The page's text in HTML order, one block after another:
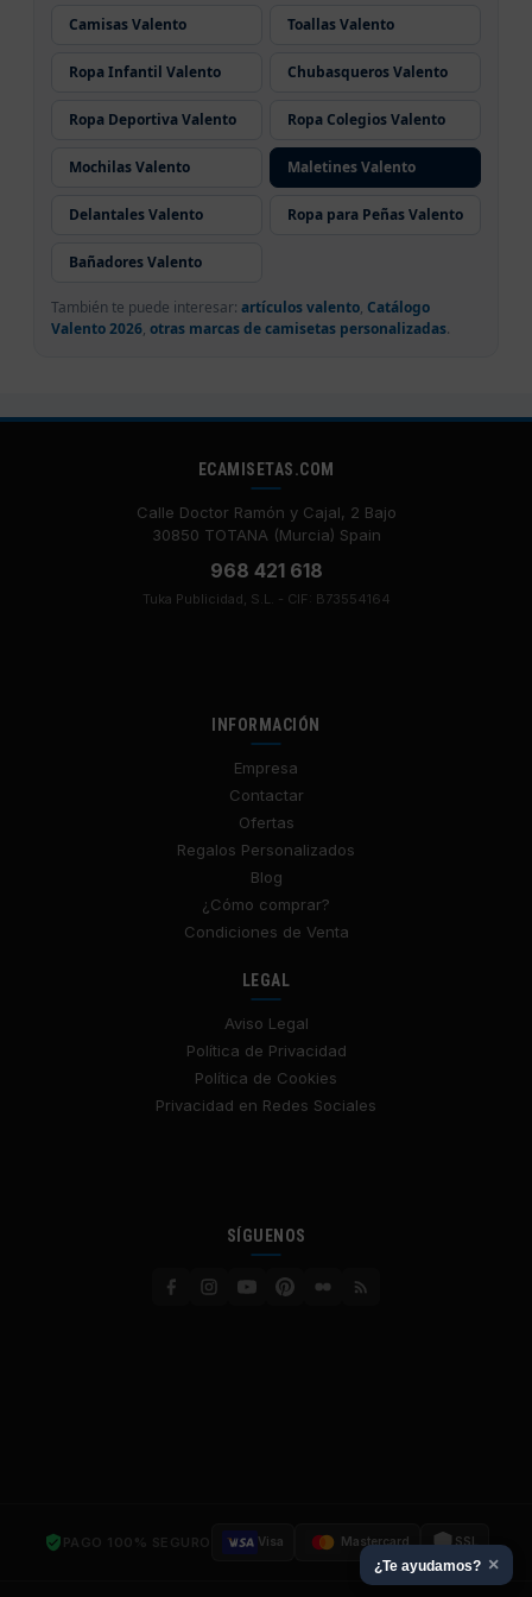
Camisas Valento Toallas Valento
Ropa Infantil Valento Chubasqueros Valento
Ropa Deportiva Valento Ropa Colegios Valento
Mochilas Valento Maletines Valento
Delantales Valento Ropa para Peñas Valento
Bañadores Valento
También te puede interesar: artículos valento, Catálogo
Valento 2026, otras marcas de camisetas personalizadas.
ECAMISETAS.COM
Calle Doctor Ramón y Cajal, 2 Bajo
30850 TOTANA (Murcia) Spain
968 421 618
Tuka Publicidad, S.L. - CIF: B73554164
INFORMACIÓN
Empresa
Contactar
Ofertas
Regalos Personalizados
Blog
¿Cómo comprar?
Condiciones de Venta
LEGAL
Aviso Legal
Política de Privacidad
Política de Cookies
Privacidad en Redes Sociales
SÍGUENOS
PAGO 100% SEGURO Visa Mastercard SSL
¿Te ayudamos? ×